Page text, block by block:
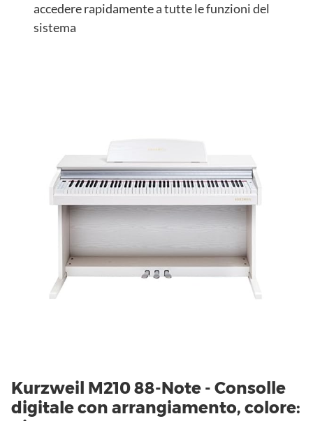
accedere rapidamente a tutte le funzioni del
sistema
Kurzweil M210 88-Note - Consolle
digitale con arrangiamento, colore: